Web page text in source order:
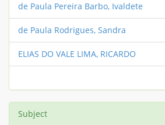
de Paula Pereira Barbo, Ivaldete
de Paula Rodrigues, Sandra
ELIAS DO VALE LIMA, RICARDO
Subject